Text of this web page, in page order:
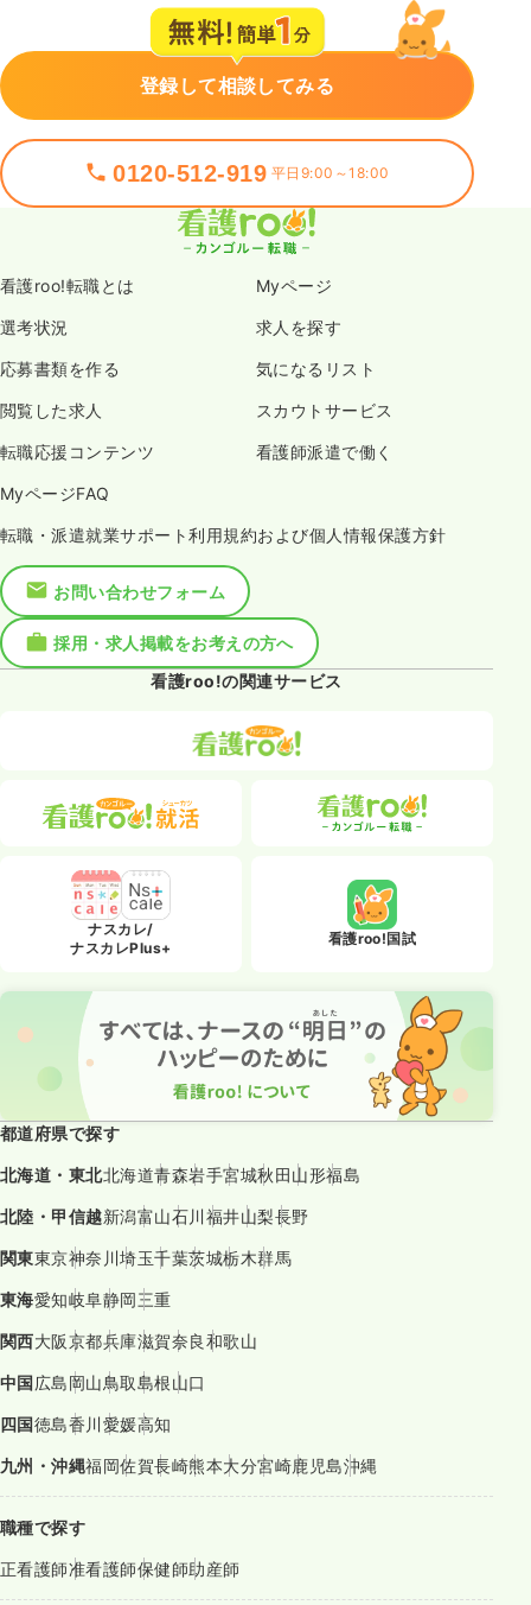
登録して相談してみる
0120-512-919 平日9:00～18:00
看護roo!転職とは Myページ
選考状況 求人を探す
応募書類を作る 気になるリスト
閲覧した求人 スカウトサービス
転職応援コンテンツ 看護師派遣で働く
MyページFAQ
転職・派遣就業サポート利用規約および個人情報保護方針
お問い合わせフォーム
採用・求人掲載をお考えの方へ
看護roo!の関連サービス
ナスカレ/
ナスカレPlus+
看護roo!国試
都道府県で探す
北海道・東北北海道青森岩手宮城秋田山形福島
北陸・甲信越新潟富山石川福井山梨長野
関東東京神奈川埼玉千葉茨城栃木群馬
東海愛知岐阜静岡三重
関西大阪京都兵庫滋賀奈良和歌山
中国広島岡山鳥取島根山口
四国徳島香川愛媛高知
九州・沖縄福岡佐賀長崎熊本大分宮崎鹿児島沖縄
職種で探す
正看護師准看護師保健師助産師